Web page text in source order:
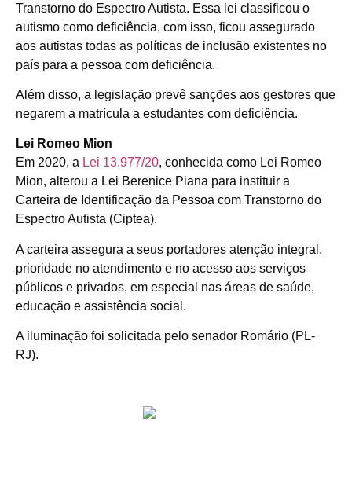
Transtorno do Espectro Autista. Essa lei classificou o
autismo como deficiência, com isso, ficou assegurado
aos autistas todas as políticas de inclusão existentes no
país para a pessoa com deficiência.
Além disso, a legislação prevê sanções aos gestores que
negarem a matrícula a estudantes com deficiência.
Lei Romeo Mion
Em 2020, a Lei 13.977/20, conhecida como Lei Romeo
Mion, alterou a Lei Berenice Piana para instituir a
Carteira de Identificação da Pessoa com Transtorno do
Espectro Autista (Ciptea).
A carteira assegura a seus portadores atenção integral,
prioridade no atendimento e no acesso aos serviços
públicos e privados, em especial nas áreas de saúde,
educação e assistência social.
A iluminação foi solicitada pelo senador Romário (PL-
RJ).